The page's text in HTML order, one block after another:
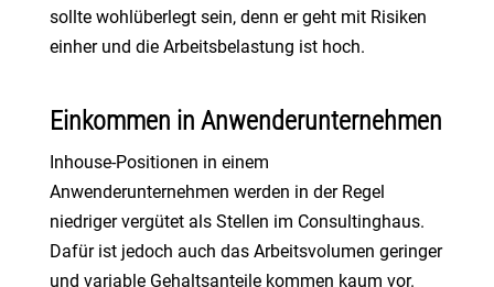
sollte wohlüberlegt sein, denn er geht mit Risiken
einher und die Arbeitsbelastung ist hoch.
Einkommen in Anwenderunternehmen
Inhouse-Positionen in einem
Anwenderunternehmen werden in der Regel
niedriger vergütet als Stellen im Consultinghaus.
Dafür ist jedoch auch das Arbeitsvolumen geringer
und variable Gehaltsanteile kommen kaum vor.